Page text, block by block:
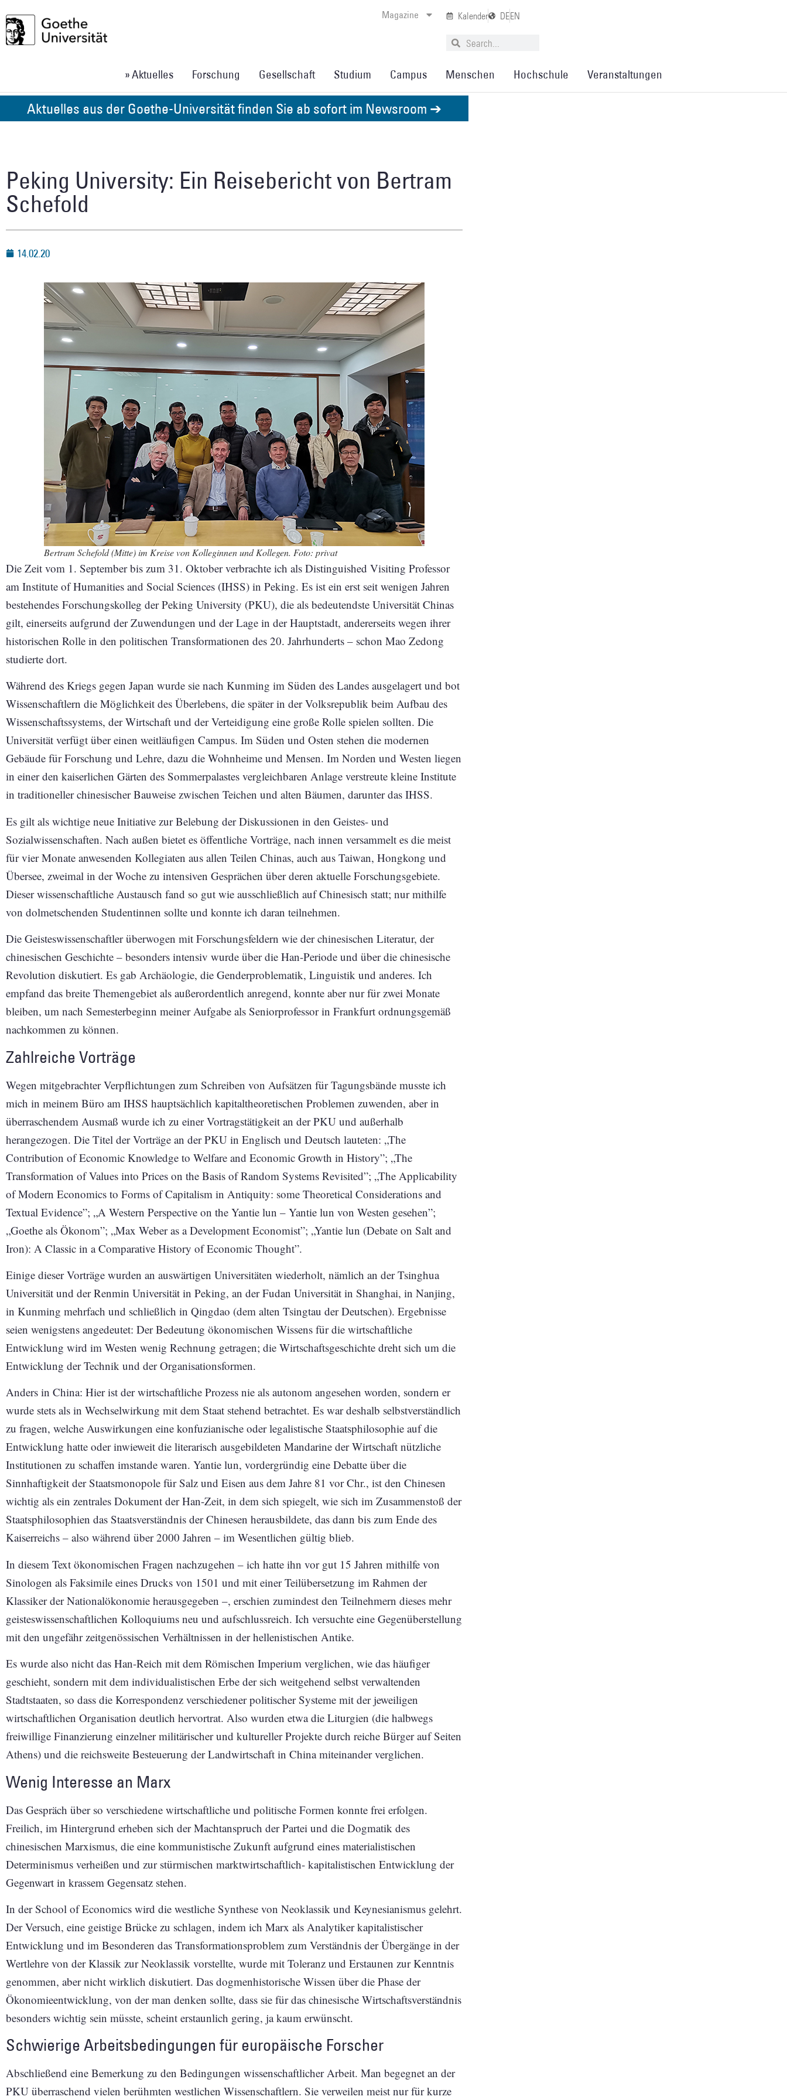
Magazine Kalender DEEN
» Aktuelles Forschung Gesellschaft Studium Campus Menschen Hochschule Veranstaltungen
Aktuelles aus der Goethe-Universität finden Sie ab sofort im Newsroom ➔
Peking University: Ein Reisebericht von Bertram
Schefold
14.02.20
Bertram Schefold (Mitte) im Kreise von Kolleginnen und Kollegen. Foto: privat
Die Zeit vom 1. September bis zum 31. Oktober verbrachte ich als Distinguished Visiting Professor
am Institute of Humanities and Social Sciences (IHSS) in Peking. Es ist ein erst seit wenigen Jahren
bestehendes Forschungskolleg der Peking University (PKU), die als bedeutendste Universität Chinas
gilt, einerseits aufgrund der Zuwendungen und der Lage in der Hauptstadt, andererseits wegen ihrer
historischen Rolle in den politischen Transformationen des 20. Jahrhunderts – schon Mao Zedong
studierte dort.
Während des Kriegs gegen Japan wurde sie nach Kunming im Süden des Landes ausgelagert und bot
Wissenschaftlern die Möglichkeit des Überlebens, die später in der Volksrepublik beim Aufbau des
Wissenschaftssystems, der Wirtschaft und der Verteidigung eine große Rolle spielen sollten. Die
Universität verfügt über einen weitläufigen Campus. Im Süden und Osten stehen die modernen
Gebäude für Forschung und Lehre, dazu die Wohnheime und Mensen. Im Norden und Westen liegen
in einer den kaiserlichen Gärten des Sommerpalastes vergleichbaren Anlage verstreute kleine Institute
in traditioneller chinesischer Bauweise zwischen Teichen und alten Bäumen, darunter das IHSS.
Es gilt als wichtige neue Initiative zur Belebung der Diskussionen in den Geistes- und
Sozialwissenschaften. Nach außen bietet es öffentliche Vorträge, nach innen versammelt es die meist
für vier Monate anwesenden Kollegiaten aus allen Teilen Chinas, auch aus Taiwan, Hongkong und
Übersee, zweimal in der Woche zu intensiven Gesprächen über deren aktuelle Forschungsgebiete.
Dieser wissenschaftliche Austausch fand so gut wie ausschließlich auf Chinesisch statt; nur mithilfe
von dolmetschenden Studentinnen sollte und konnte ich daran teilnehmen.
Die Geisteswissenschaftler überwogen mit Forschungsfeldern wie der chinesischen Literatur, der
chinesischen Geschichte – besonders intensiv wurde über die Han-Periode und über die chinesische
Revolution diskutiert. Es gab Archäologie, die Genderproblematik, Linguistik und anderes. Ich
empfand das breite Themengebiet als außerordentlich anregend, konnte aber nur für zwei Monate
bleiben, um nach Semesterbeginn meiner Aufgabe als Seniorprofessor in Frankfurt ordnungsgemäß
nachkommen zu können.
Zahlreiche Vorträge
Wegen mitgebrachter Verpflichtungen zum Schreiben von Aufsätzen für Tagungsbände musste ich
mich in meinem Büro am IHSS hauptsächlich kapitaltheoretischen Problemen zuwenden, aber in
überraschendem Ausmaß wurde ich zu einer Vortragstätigkeit an der PKU und außerhalb
herangezogen. Die Titel der Vorträge an der PKU in Englisch und Deutsch lauteten: „The
Contribution of Economic Knowledge to Welfare and Economic Growth in History”; „The
Transformation of Values into Prices on the Basis of Random Systems Revisited”; „The Applicability
of Modern Economics to Forms of Capitalism in Antiquity: some Theoretical Considerations and
Textual Evidence”; „A Western Perspective on the Yantie lun – Yantie lun von Westen gesehen”;
„Goethe als Ökonom”; „Max Weber as a Development Economist”; „Yantie lun (Debate on Salt and
Iron): A Classic in a Comparative History of Economic Thought”.
Einige dieser Vorträge wurden an auswärtigen Universitäten wiederholt, nämlich an der Tsinghua
Universität und der Renmin Universität in Peking, an der Fudan Universität in Shanghai, in Nanjing,
in Kunming mehrfach und schließlich in Qingdao (dem alten Tsingtau der Deutschen). Ergebnisse
seien wenigstens angedeutet: Der Bedeutung ökonomischen Wissens für die wirtschaftliche
Entwicklung wird im Westen wenig Rechnung getragen; die Wirtschaftsgeschichte dreht sich um die
Entwicklung der Technik und der Organisationsformen.
Anders in China: Hier ist der wirtschaftliche Prozess nie als autonom angesehen worden, sondern er
wurde stets als in Wechselwirkung mit dem Staat stehend betrachtet. Es war deshalb selbstverständlich
zu fragen, welche Auswirkungen eine konfuzianische oder legalistische Staatsphilosophie auf die
Entwicklung hatte oder inwieweit die literarisch ausgebildeten Mandarine der Wirtschaft nützliche
Institutionen zu schaffen imstande waren. Yantie lun, vordergründig eine Debatte über die
Sinnhaftigkeit der Staatsmonopole für Salz und Eisen aus dem Jahre 81 vor Chr., ist den Chinesen
wichtig als ein zentrales Dokument der Han-Zeit, in dem sich spiegelt, wie sich im Zusammenstoß der
Staatsphilosophien das Staatsverständnis der Chinesen herausbildete, das dann bis zum Ende des
Kaiserreichs – also während über 2000 Jahren – im Wesentlichen gültig blieb.
In diesem Text ökonomischen Fragen nachzugehen – ich hatte ihn vor gut 15 Jahren mithilfe von
Sinologen als Faksimile eines Drucks von 1501 und mit einer Teilübersetzung im Rahmen der
Klassiker der Nationalökonomie herausgegeben –, erschien zumindest den Teilnehmern dieses mehr
geisteswissenschaftlichen Kolloquiums neu und aufschlussreich. Ich versuchte eine Gegenüberstellung
mit den ungefähr zeitgenössischen Verhältnissen in der hellenistischen Antike.
Es wurde also nicht das Han-Reich mit dem Römischen Imperium verglichen, wie das häufiger
geschieht, sondern mit dem individualistischen Erbe der sich weitgehend selbst verwaltenden
Stadtstaaten, so dass die Korrespondenz verschiedener politischer Systeme mit der jeweiligen
wirtschaftlichen Organisation deutlich hervortrat. Also wurden etwa die Liturgien (die halbwegs
freiwillige Finanzierung einzelner militärischer und kultureller Projekte durch reiche Bürger auf Seiten
Athens) und die reichsweite Besteuerung der Landwirtschaft in China miteinander verglichen.
Wenig Interesse an Marx
Das Gespräch über so verschiedene wirtschaftliche und politische Formen konnte frei erfolgen.
Freilich, im Hintergrund erheben sich der Machtanspruch der Partei und die Dogmatik des
chinesischen Marxismus, die eine kommunistische Zukunft aufgrund eines materialistischen
Determinismus verheißen und zur stürmischen marktwirtschaftlich- kapitalistischen Entwicklung der
Gegenwart in krassem Gegensatz stehen.
In der School of Economics wird die westliche Synthese von Neoklassik und Keynesianismus gelehrt.
Der Versuch, eine geistige Brücke zu schlagen, indem ich Marx als Analytiker kapitalistischer
Entwicklung und im Besonderen das Transformationsproblem zum Verständnis der Übergänge in der
Wertlehre von der Klassik zur Neoklassik vorstellte, wurde mit Toleranz und Erstaunen zur Kenntnis
genommen, aber nicht wirklich diskutiert. Das dogmenhistorische Wissen über die Phase der
Ökonomieentwicklung, von der man denken sollte, dass sie für das chinesische Wirtschaftsverständnis
besonders wichtig sein müsste, scheint erstaunlich gering, ja kaum erwünscht.
Schwierige Arbeitsbedingungen für europäische Forscher
Abschließend eine Bemerkung zu den Bedingungen wissenschaftlicher Arbeit. Man begegnet an der
PKU überraschend vielen berühmten westlichen Wissenschaftlern. Sie verweilen meist nur für kurze